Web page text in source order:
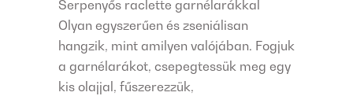
Serpenyős raclette garnélarákkal
Olyan egyszerűen és zseniálisan
hangzik, mint amilyen valójában. Fogjuk
a garnélarákot, csepegtessük meg egy
kis olajjal, fűszerezzük,